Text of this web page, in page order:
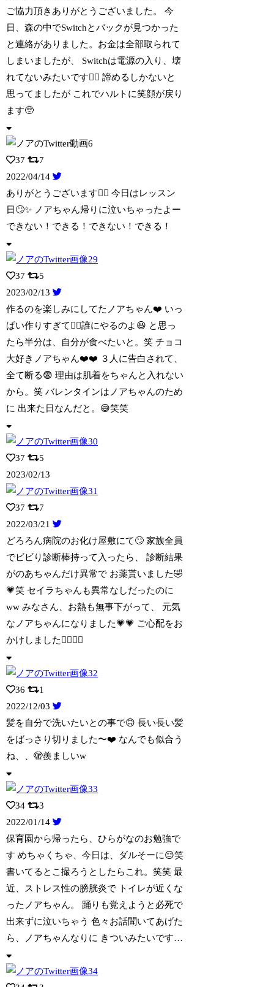
ご協力頂きありがとうございました。
今
日、森の中でSwitchとバックが見つかった
と連絡がありました。お金は全部取られて
しまいましたが、 Switchは電源の入り、壊
れてないみたいです😮‍💨 諦めるしかないと
思ってましたが これでハルトに笑顔が戻り
ます🥺
37
7
2022/04/14
ありがとうございます🙇‍♀️ 今日はレッスン
日🙄✨ ノアちゃん帰りに泣いちゃったよー
できない！できる！できない！できる！
37
5
2023/02/13
作るのを楽しみにしてたノアちゃん❤️ いっ
ぱい作りすぎて😮‍💨誰にやるのよ😆 と 思っ
たら半分は、自分が食べたいと。笑 チョコ
大好きノアちゃん❤️❤️ ３人に告白されて、
全て断る😨 理由は肌着をちゃんと入れない
から。笑 バレンタインはノアちゃんのため
に 出来た日なんだと。😅笑笑
37
5
2023/02/13
37
7
2022/03/21
どろろん病院のお化け屋敷にて🙄 家族全員
でビビり診断棒持って入ったら、 診断結果
がのあちゃんだけ異常で お薬貰いました🤣
💗笑 セイラちゃんも異常なしだったのに
ww みなさん、お熱も無事下がって、 元気
なノアちゃんになりました💗💗 ご心配をお
かけしました🙇‍♀️🙇‍♀️
36
1
2022/12/03
髪を自分で洗いたいとの事で🙃 長い長い髪
をばっさり切りました〜❤️ なんでも似合う
ね、、🫣羨ましいw
34
3
2022/01/14
保育園から帰ったら、ひらがなのお勉強で
す めちゃくちゃ、今日は、ダルそーに😑笑
書いてるとこ撮ろうとしたらこれ。笑笑 最
近、ストレス性の膀胱炎で トイレが近くな
ったノアちゃん。 踊りも覚えようと必死で
出来ずに泣いちゃう 色々お話聞いてあげた
ら、ノアちゃんなりに きついみたいです…